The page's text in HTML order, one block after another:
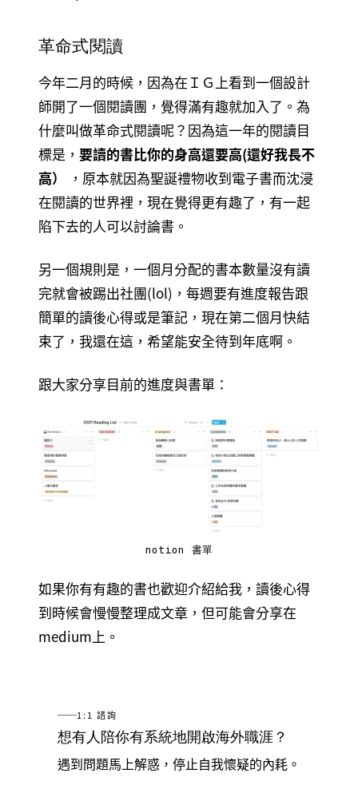
革命式閱讀
今年二月的時候，因為在ＩＧ上看到一個設計
師開了一個閱讀團，覺得滿有趣就加入了。為
什麼叫做革命式閱讀呢？因為這一年的閱讀目
標是， 要讀的書比你的身高還要高(還好我長不
高）
，原本就因為聖誕禮物收到電子書而沈浸
在閱讀的世界裡，現在覺得更有趣了，有一起
陷下去的人可以討論書。
另一個規則是，一個月分配的書本數量沒有讀
完就會被踢出社團(lol)，每週要有進度報告跟
簡單的讀後心得或是筆記，現在第二個月快結
束了，我還在這，希望能安全待到年底啊。
跟大家分享目前的進度與書單：
notion 書單
如果你有有趣的書也歡迎介紹給我，讀後心得
到時候會慢慢整理成文章，但可能會分享在
medium上。
1:1 諮詢
想有人陪你有系統地開啟海外職涯？
遇到問題馬上解惑，停止自我懷疑的內耗。